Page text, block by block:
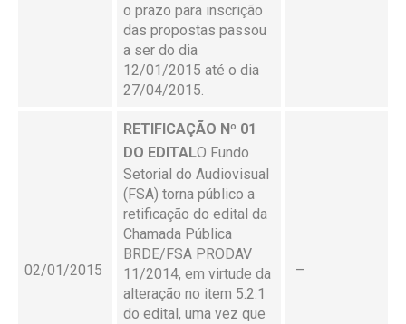
o prazo para inscrição
das propostas passou
a ser do dia
12/01/2015 até o dia
27/04/2015.
02/01/2015
RETIFICAÇÃO Nº 01
DO EDITALO Fundo
Setorial do Audiovisual
(FSA) torna público a
retificação do edital da
Chamada Pública
BRDE/FSA PRODAV
11/2014, em virtude da
alteração no item 5.2.1
do edital, uma vez que
–